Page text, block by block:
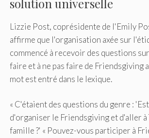
solution universelle
Lizzie Post, coprésidente de l'Emily
affirme que l'organisation axée sur
commencé à recevoir des questions
faire et à ne pas faire de Friendsgiving
mot est entré dans le lexique.
« C'étaient des questions du genre :
d'organiser le Friendsgiving et d'aller à
famille ?' « Pouvez-vous participer à